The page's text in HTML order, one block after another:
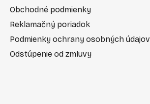
Obchodné podmienky
Reklamačný poriadok
Podmienky ochrany osobných údajov
Odstúpenie od zmluvy